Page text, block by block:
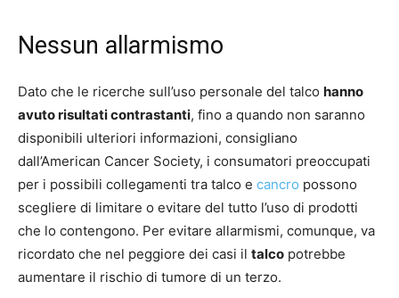
Nessun allarmismo
Dato che le ricerche sull’uso personale del talco hanno
avuto risultati contrastanti, fino a quando non saranno
disponibili ulteriori informazioni, consigliano
dall’American Cancer Society, i consumatori preoccupati
per i possibili collegamenti tra talco e cancro possono
scegliere di limitare o evitare del tutto l’uso di prodotti
che lo contengono. Per evitare allarmismi, comunque, va
ricordato che nel peggiore dei casi il talco potrebbe
aumentare il rischio di tumore di un terzo.